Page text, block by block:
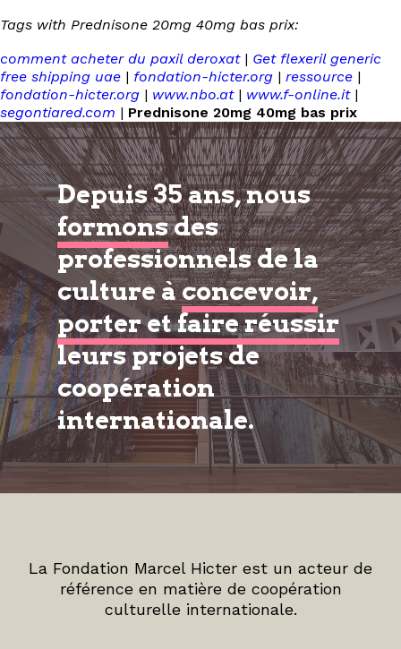
Tags with Prednisone 20mg 40mg bas prix:
comment acheter du paxil deroxat| Get flexeril generic
free shipping uae | fondation-hicter.org | ressource |
fondation-hicter.org | www.nbo.at| www.f-online.it|
segontiared.com | Prednisone 20mg 40mg bas prix
Depuis 35 ans, nous
formonsdes
professionnels de la
culture àconcevoir,
porter et faire réussir
leurs projets de
coopération
internationale.
La Fondation Marcel Hicter est un acteur de
référence en matière de coopération
culturelle internationale.